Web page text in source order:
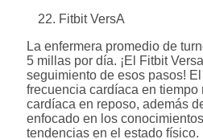
Fitbit VersA
La enfermera promedio de
5 millas por día. ¡El Fitbit
seguimiento de esos pasos!
frecuencia cardíaca en tiempo
cardíaca en reposo, además
enfocado en los
tendencias en el estado